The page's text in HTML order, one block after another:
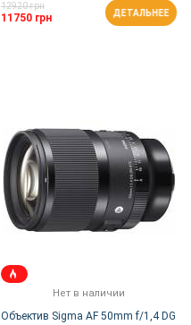
12920 грн
11750 грн ДЕТАЛЬНЕЕ
Нет в наличии
Объектив Sigma AF 50mm f/1,4 DG